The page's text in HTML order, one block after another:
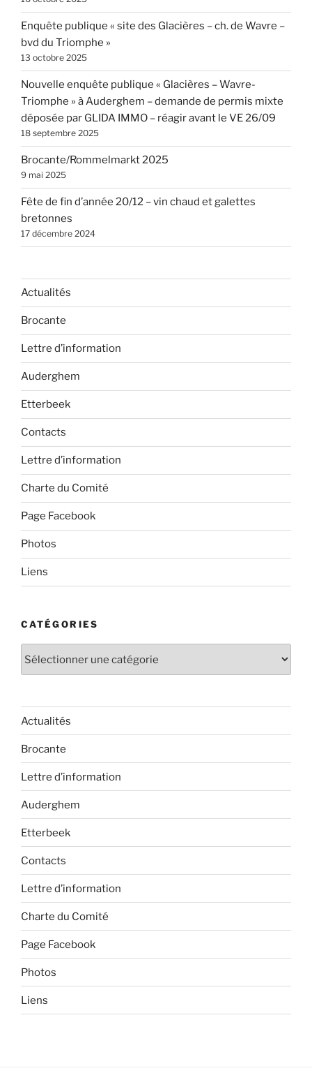
Enquête publique « site des Glacières – ch. de Wavre –
bvd du Triomphe »
13 octobre 2025
Nouvelle enquête publique « Glacières – Wavre-
Triomphe » à Auderghem – demande de permis mixte
déposée par GLIDA IMMO – réagir avant le VE 26/09
18 septembre 2025
Brocante/Rommelmarkt 2025
9 mai 2025
Fête de fin d’année 20/12 – vin chaud et galettes
bretonnes
17 décembre 2024
Actualités
Brocante
Lettre d’information
Auderghem
Etterbeek
Contacts
Lettre d’information
Charte du Comité
Page Facebook
Photos
Liens
CATÉGORIES
Actualités
Brocante
Lettre d’information
Auderghem
Etterbeek
Contacts
Lettre d’information
Charte du Comité
Page Facebook
Photos
Liens